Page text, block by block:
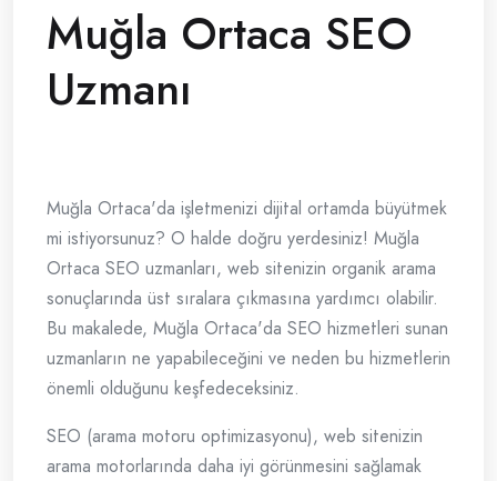
Muğla Ortaca SEO
Uzmanı
Muğla Ortaca'da işletmenizi dijital ortamda büyütmek
mi istiyorsunuz? O halde doğru yerdesiniz! Muğla
Ortaca SEO uzmanları, web sitenizin organik arama
sonuçlarında üst sıralara çıkmasına yardımcı olabilir.
Bu makalede, Muğla Ortaca'da SEO hizmetleri sunan
uzmanların ne yapabileceğini ve neden bu hizmetlerin
önemli olduğunu keşfedeceksiniz.
SEO (arama motoru optimizasyonu), web sitenizin
arama motorlarında daha iyi görünmesini sağlamak